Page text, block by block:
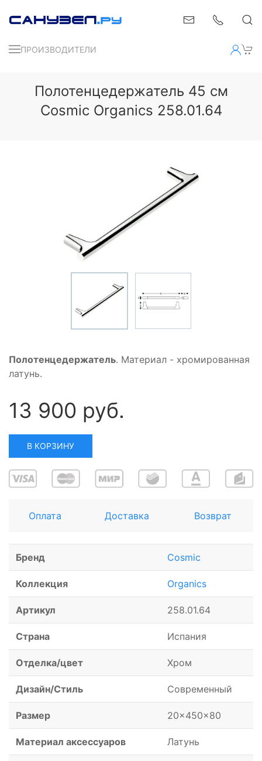
ПРОИЗВОДИТЕЛИ
Полотенцедержатель 45 см
Cosmic Organics 258.01.64
Полотенцедержатель. Материал - хромированная
латунь.
13 900 руб.
В КОРЗИНУ
Оплата Доставка Возврат
Бренд Cosmic
Коллекция Organics
Артикул 258.01.64
Страна Испания
Отделка/цвет Хром
Дизайн/Стиль Современный
Размер 20x450x80
Материал аксессуаров Латунь